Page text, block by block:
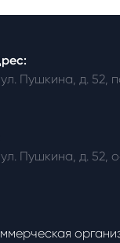
ул. Пушкина, д. 52,
ул. Пушкина, д. 52,